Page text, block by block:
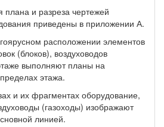
и разреза чертежей
приведены в приложении А.
расположении элементов
(блоков), воздуховодов
выполняют планы на
этажа.
и их фрагментах оборудование,
(газоходы) изображают
линией.